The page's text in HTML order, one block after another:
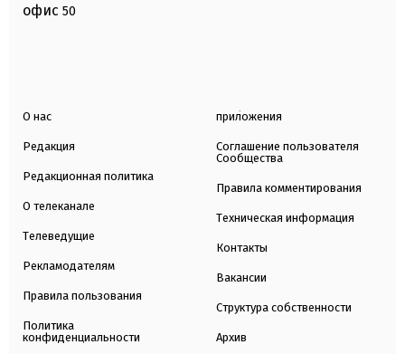
офис 50
О нас
Редакция
Редакционная политика
О телеканале
Телеведущие
Рекламодателям
Правила пользования
Политика
конфиденциальности
приложения
Соглашение пользователя
Сообщества
Правила комментирования
Техническая информация
Контакты
Вакансии
Структура собственности
Архив